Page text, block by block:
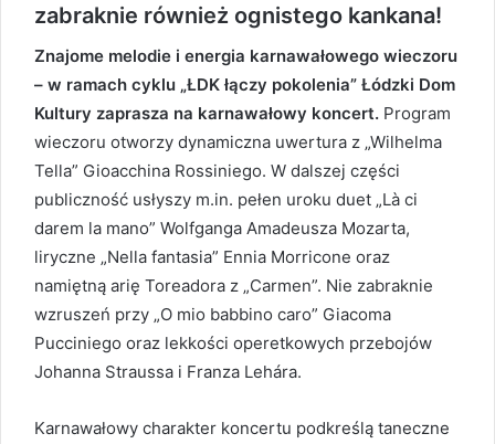
zabraknie również ognistego kankana!
Znajome melodie i energia karnawałowego wieczoru
– w ramach cyklu „ŁDK łączy pokolenia” Łódzki Dom
Kultury zaprasza na karnawałowy koncert. Program
wieczoru otworzy dynamiczna uwertura z „Wilhelma
Tella” Gioacchina Rossiniego. W dalszej części
publiczność usłyszy m.in. pełen uroku duet „Là ci
darem la mano” Wolfganga Amadeusza Mozarta,
liryczne „Nella fantasia” Ennia Morricone oraz
namiętną arię Toreadora z „Carmen”. Nie zabraknie
wzruszeń przy „O mio babbino caro” Giacoma
Pucciniego oraz lekkości operetkowych przebojów
Johanna Straussa i Franza Lehára.
Karnawałowy charakter koncertu podkreślą taneczne